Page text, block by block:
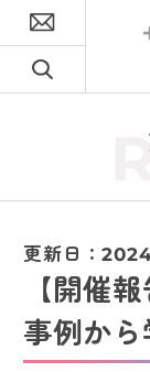
更新日：
【開催
事例から